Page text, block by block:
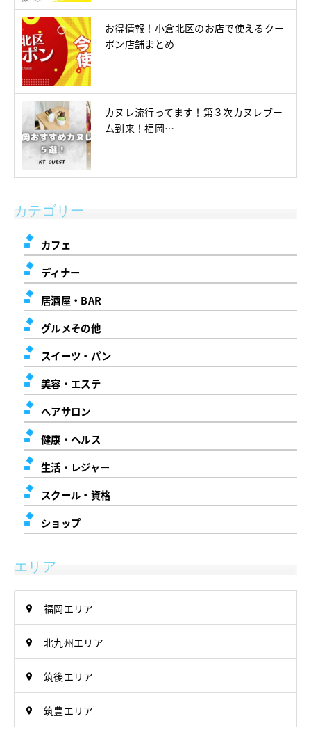
お得情報！小倉北区のお店で使えるクー
ポン店舗まとめ
カヌレ流行ってます！第３次カヌレブー
ム到来！福岡…
カテゴリー
カフェ
ディナー
居酒屋・BAR
グルメその他
スイーツ・パン
美容・エステ
ヘアサロン
健康・ヘルス
生活・レジャー
スクール・資格
ショップ
エリア
福岡エリア
北九州エリア
筑後エリア
筑豊エリア